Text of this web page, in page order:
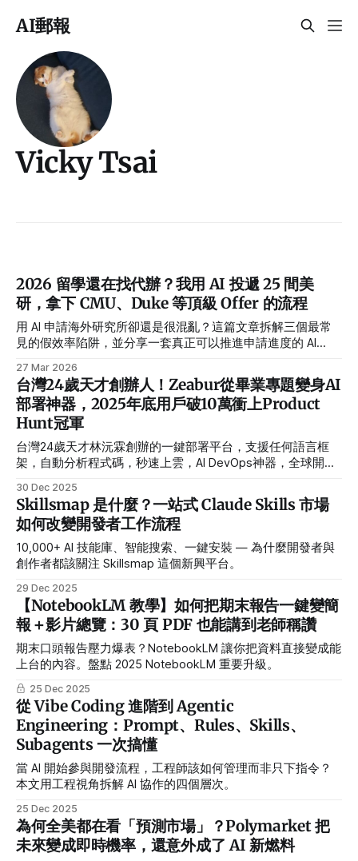
AI郵報
Vicky Tsai
2026 留學還在找代辦？我用 AI 投遞 25 間美
研，拿下 CMU、Duke 等頂級 Offer 的流程
用 AI 申請海外研究所卻還是很混亂？這篇文章拆解三個最常
見的假效率陷阱，並分享一套真正可以推進申請進度的 AI
手經驗。申請海外研究所，你用 AI 了，但為什麼還是很混
亂？
27 Mar 2026
台灣24歲天才創辦人！Zeabur從畢業專題變身AI
部署神器，2025年底用戶破10萬衝上Product
Hunt冠軍
台灣24歲天才林沅霖創辦的一鍵部署平台，支援任何語言框
架，自動分析程式碼，秒速上雲，AI DevOps神器，全球開發
30 Dec 2025
Skillsmap 是什麼？一站式 Claude Skills 市場
如何改變開發者工作流程
10,000+ AI 技能庫、智能搜索、一鍵安裝 — 為什麼開發者與
創作者都該關注 Skillsmap 這個新興平台。
29 Dec 2025
【NotebookLM 教學】如何把期末報告一鍵變簡
報＋影片總覽：30 頁 PDF 也能講到老師稱讚
期末口頭報告壓力爆表？NotebookLM 讓你把資料直接變成能
上台的內容。盤點 2025 NotebookLM 重要升級。
25 Dec 2025
從 Vibe Coding 進階到 Agentic
Engineering：Prompt、Rules、Skills、
Subagents 一次搞懂
當 AI 開始參與開發流程，工程師該如何管理而非只下指令？
本文用工程視角拆解 AI 協作的四個層次。
25 Dec 2025
為何全美都在看「預測市場」？Polymarket 把
未來變成即時機率，還意外成了 AI 新燃料